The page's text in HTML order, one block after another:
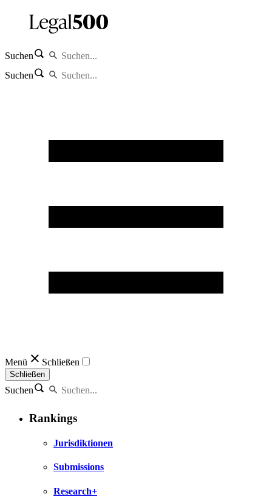
Suchen
Suchen
Menü Schließen
Schließen
Suchen
Rankings
Jurisdiktionen
Submissions
Research+